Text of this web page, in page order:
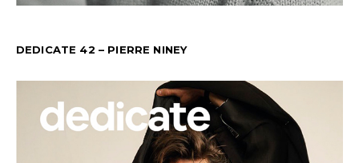
DEDICATE 42 – PIERRE NINEY